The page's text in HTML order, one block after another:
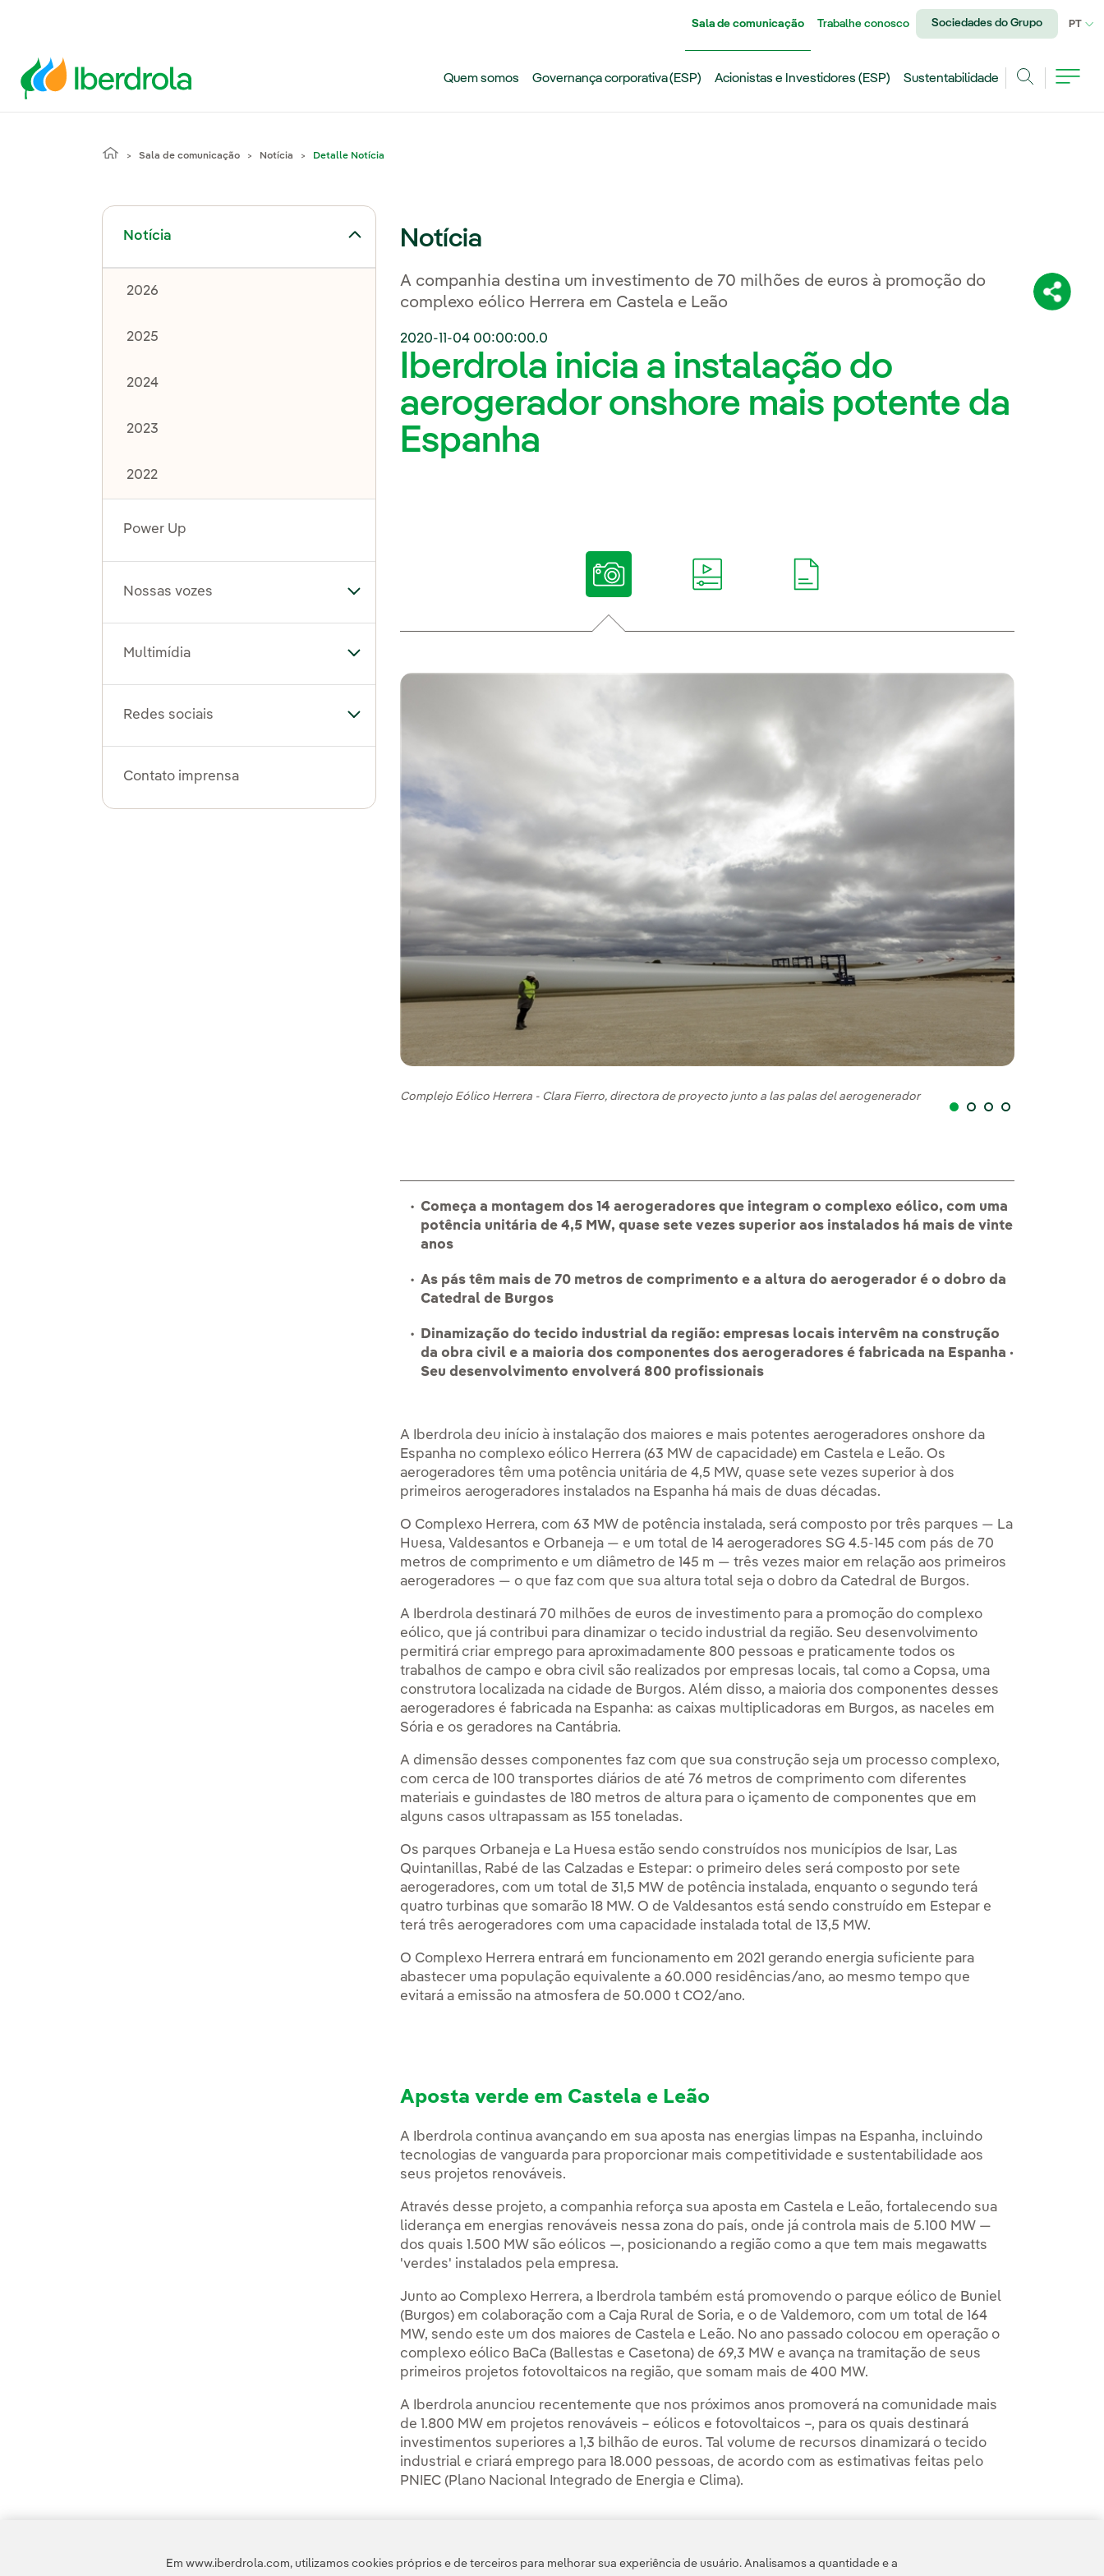
Sala de comunicação Trabalhe conosco Sociedades do Grupo PT
Quem somos Governança corporativa (ESP) Acionistas e Investidores (ESP)
Sustentabilidade
Sala de comunicação Notícia Detalle Notícia
Notícia
Alternar submenu de Notícia
2026
2025
2024
2023
2022
Power Up
Nossas vozes Alternar submenu de Nossas vozes
Multimídia Alternar submenu de Multimídia
Redes sociais Alternar submenu de Redes sociais
Contato imprensa
Notícia
A companhia destina um investimento de 70 milhões de euros à promoção do
complexo eólico Herrera em Castela e Leão
2020-11-04 00:00:00.0
Iberdrola inicia a instalação do
aerogerador onshore mais potente da
Espanha
Complejo Eólico Herrera - Clara Fierro, directora de proyecto junto a las palas del aerogenerador
Começa a montagem dos 14 aerogeradores que integram o complexo eólico, com uma
potência unitária de 4,5 MW, quase sete vezes superior aos instalados há mais de vinte
anos
As pás têm mais de 70 metros de comprimento e a altura do aerogerador é o dobro da
Catedral de Burgos
Dinamização do tecido industrial da região: empresas locais intervêm na construção
da obra civil e a maioria dos componentes dos aerogeradores é fabricada na Espanha ·
Seu desenvolvimento envolverá 800 profissionais
A Iberdrola deu início à instalação dos maiores e mais potentes aerogeradores onshore da
Espanha no complexo eólico Herrera (63 MW de capacidade) em Castela e Leão. Os
aerogeradores têm uma potência unitária de 4,5 MW, quase sete vezes superior à dos
primeiros aerogeradores instalados na Espanha há mais de duas décadas.
O Complexo Herrera, com 63 MW de potência instalada, será composto por três parques — La
Huesa, Valdesantos e Orbaneja — e um total de 14 aerogeradores SG 4.5-145 com pás de 70
metros de comprimento e um diâmetro de 145 m — três vezes maior em relação aos primeiros
aerogeradores — o que faz com que sua altura total seja o dobro da Catedral de Burgos.
A Iberdrola destinará 70 milhões de euros de investimento para a promoção do complexo
eólico, que já contribui para dinamizar o tecido industrial da região. Seu desenvolvimento
permitirá criar emprego para aproximadamente 800 pessoas e praticamente todos os
trabalhos de campo e obra civil são realizados por empresas locais, tal como a Copsa, uma
construtora localizada na cidade de Burgos. Além disso, a maioria dos componentes desses
aerogeradores é fabricada na Espanha: as caixas multiplicadoras em Burgos, as naceles em
Sória e os geradores na Cantábria.
A dimensão desses componentes faz com que sua construção seja um processo complexo,
com cerca de 100 transportes diários de até 76 metros de comprimento com diferentes
materiais e guindastes de 180 metros de altura para o içamento de componentes que em
alguns casos ultrapassam as 155 toneladas.
Os parques Orbaneja e La Huesa estão sendo construídos nos municípios de Isar, Las
Quintanillas, Rabé de las Calzadas e Estepar: o primeiro deles será composto por sete
aerogeradores, com um total de 31,5 MW de potência instalada, enquanto o segundo terá
quatro turbinas que somarão 18 MW. O de Valdesantos está sendo construído em Estepar e
terá três aerogeradores com uma capacidade instalada total de 13,5 MW.
O Complexo Herrera entrará em funcionamento em 2021 gerando energia suficiente para
abastecer uma população equivalente a 60.000 residências/ano, ao mesmo tempo que
evitará a emissão na atmosfera de 50.000 t CO2/ano.
Aposta verde em Castela e Leão
A Iberdrola continua avançando em sua aposta nas energias limpas na Espanha, incluindo
tecnologias de vanguarda para proporcionar mais competitividade e sustentabilidade aos
seus projetos renováveis.
Através desse projeto, a companhia reforça sua aposta em Castela e Leão, fortalecendo sua
liderança em energias renováveis nessa zona do país, onde já controla mais de 5.100 MW —
dos quais 1.500 MW são eólicos —, posicionando a região como a que tem mais megawatts
'verdes' instalados pela empresa.
Junto ao Complexo Herrera, a Iberdrola também está promovendo o parque eólico de Buniel
(Burgos) em colaboração com a Caja Rural de Soria, e o de Valdemoro, com um total de 164
MW, sendo este um dos maiores de Castela e Leão. No ano passado colocou em operação o
complexo eólico BaCa (Ballestas e Casetona) de 69,3 MW e avança na tramitação de seus
primeiros projetos fotovoltaicos na região, que somam mais de 400 MW.
A Iberdrola anunciou recentemente que nos próximos anos promoverá na comunidade mais
de 1.800 MW em projetos renováveis – eólicos e fotovoltaicos –, para os quais destinará
investimentos superiores a 1,3 bilhão de euros. Tal volume de recursos dinamizará o tecido
industrial e criará emprego para 18.000 pessoas, de acordo com as estimativas feitas pelo
PNIEC (Plano Nacional Integrado de Energia e Clima).
Em www.iberdrola.com, utilizamos cookies próprios e de terceiros para melhorar sua experiência de usuário. Analisamos a quantidade e a